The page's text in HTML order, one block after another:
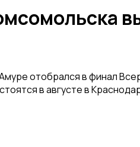
отобрался в финал
в августе в